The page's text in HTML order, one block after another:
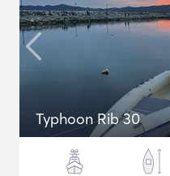
Typhoon Rib 30